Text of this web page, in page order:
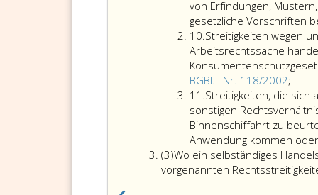
9
von Erfindungen,
gesetzliche Vorschriften
10.Ziffer
10
Streitigkeiten wegen
Arbeitsrechtssache
BGBl. I Nr. 118/2002;
–
es
11.Ziffer
11
Streitigkeiten, die sich
sonstigen
Binnenschiffahrt zu
Anwendung kommen
(3)Absatz
3
Wo ein selbständiges
vorgenannten